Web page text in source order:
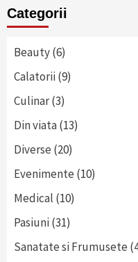
Categorii
Beauty(6)
Calatorii(9)
Culinar(3)
Din viata(13)
Diverse (20)
Evenimente (10)
Medical (10)
Pasiuni(31)
Sanatate si Frumusete